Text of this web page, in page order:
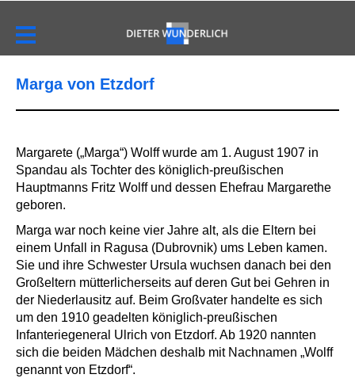
Marga von Etzdorf
Margarete („Marga“) Wolff wurde am 1. August 1907 in
Spandau als Tochter des königlich-preußischen
Hauptmanns Fritz Wolff und dessen Ehefrau Margarethe
geboren.
Marga war noch keine vier Jahre alt, als die Eltern bei
einem Unfall in Ragusa (Dubrovnik) ums Leben kamen.
Sie und ihre Schwester Ursula wuchsen danach bei den
Großeltern mütterlicherseits auf deren Gut bei Gehren in
der Niederlausitz auf. Beim Großvater handelte es sich
um den 1910 geadelten königlich-preußischen
Infanteriegeneral Ulrich von Etzdorf. Ab 1920 nannten
sich die beiden Mädchen deshalb mit Nachnamen „Wolff
genannt von Etzdorf“.